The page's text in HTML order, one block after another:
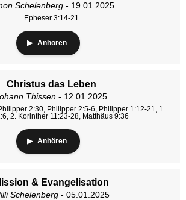
Schelenberg- 19.01.2025
Epheser 3:14-21
Anhören
Christus das Leben
Thissen - 12.01.2025
2:30, Philipper 2:5-6, Philipper 1:12-21, 1.
2. Korinther 11:23-28, Matthäus 9:36
Anhören
& Evangelisation
Schelenberg - 05.01.2025